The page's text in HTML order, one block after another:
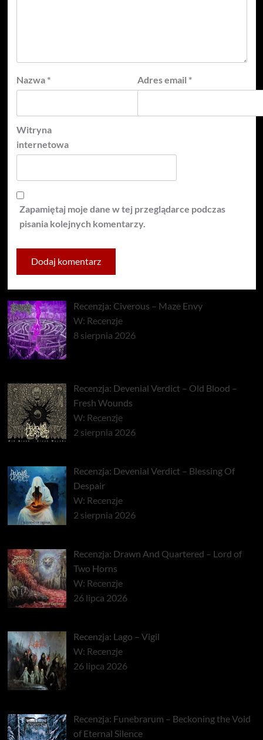
Nazwa * Adres email *
Witryna
internetowa
Zapamiętaj moje dane w tej przeglądarce podczas
pisania kolejnych komentarzy.
Recenzja: Civerous – Maze Envy
W: Recenzje
8 sierpnia 2026
Recenzja: Devenial Verdict – Old Blood –
Fresh Wounds
W: Recenzje
2 sierpnia 2026
Recenzja: Devenial Verdict – Blessing Of
Despair
W: Recenzje
2 sierpnia 2026
Recenzja: Drawn And Quartered – Lord of
Two Horns
W: Recenzje
26 lipca 2026
Recenzja: Lago – Vigil
W: Recenzje
26 lipca 2026
Recenzja: Funebrarum – Beckoning the Void
of Eternal Silence